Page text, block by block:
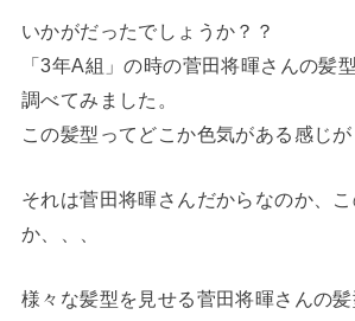
いかがだったでしょうか？？
「3年A組」の時の菅田将暉さんの髪
調べてみました。
この髪型ってどこか色気がある感じが
それは菅田将暉さんだからなのか、
か、、、
様々な髪型を見せる菅田将暉さんの